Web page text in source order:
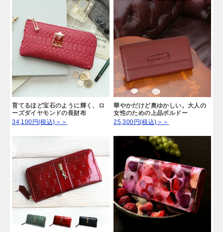
育てるほど宝石のように輝く、ロ
ーズダイヤモンドの長財布
34,100円(税込)＞＞
華やかだけど奥ゆかしい。大人の
女性のための上品ボルドー
25,300円(税込)＞＞